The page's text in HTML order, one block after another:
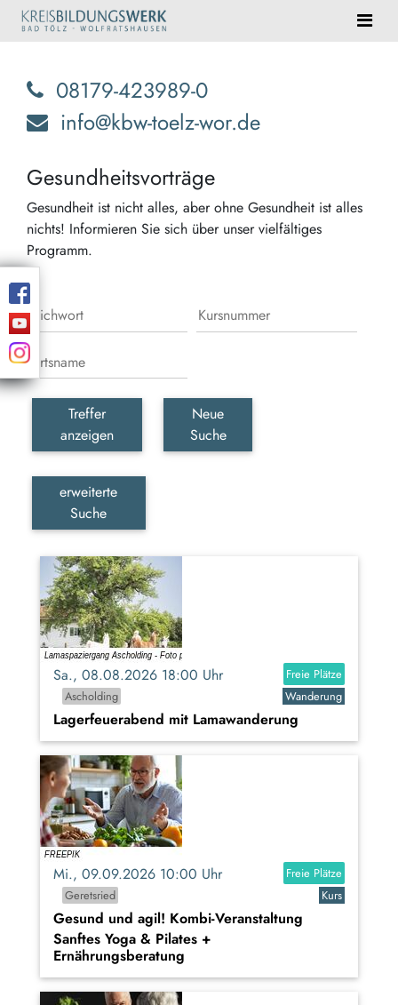
08179-423989-0
info@kbw-toelz-wor.de
Gesundheitsvorträge
Gesundheit ist nicht alles, aber ohne Gesundheit ist alles
nichts! Informieren Sie sich über unser vielfältiges
Programm.
Treffer
anzeigen
Neue
Suche
erweiterte
Suche
Sa., 08.08.2026 18:00 Uhr
Freie Plätze
Ascholding
Wanderung
Lagerfeuerabend mit Lamawanderung
Mi., 09.09.2026 10:00 Uhr
Freie Plätze
Geretsried
Kurs
Gesund und agil! Kombi-Veranstaltung
Sanftes Yoga & Pilates +
Ernährungsberatung